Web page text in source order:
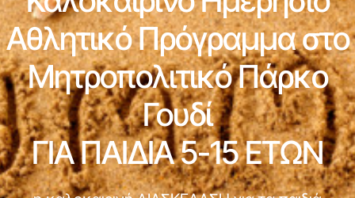
Αθλητικό Πρόγραμμα στο
Μητροπολιτικό Πάρκο
Γουδί
ΓΙΑ ΠΑΙΔΙΑ 5-15 ΕΤΩΝ